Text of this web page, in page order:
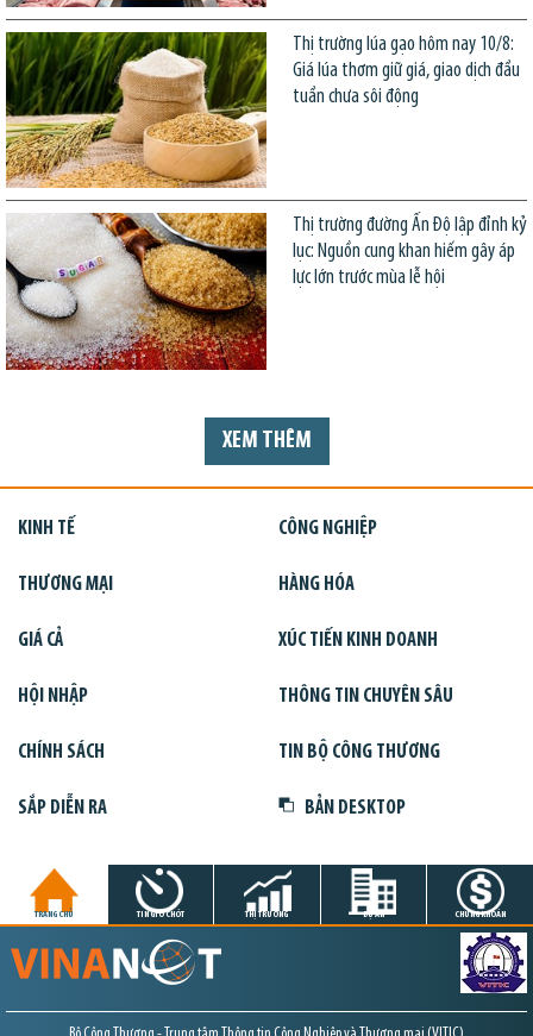
Thị trường lúa gạo hôm nay 10/8:
Giá lúa thơm giữ giá, giao dịch đầu
tuần chưa sôi động
Thị trường đường Ấn Độ lập đỉnh kỷ
lục: Nguồn cung khan hiếm gây áp
lực lớn trước mùa lễ hội
XEM THÊM
KINH TẾ CÔNG NGHIỆP
THƯƠNG MẠI HÀNG HÓA
GIÁ CẢ XÚC TIẾN KINH DOANH
HỘI NHẬP THÔNG TIN CHUYÊN SÂU
CHÍNH SÁCH TIN BỘ CÔNG THƯƠNG
SẮP DIỄN RA BẢN DESKTOP
TRANG CHỦ TIN GIỜ CHÓT THỊ TRƯỜNG DỰ ÁN CHỨNG KHOÁN